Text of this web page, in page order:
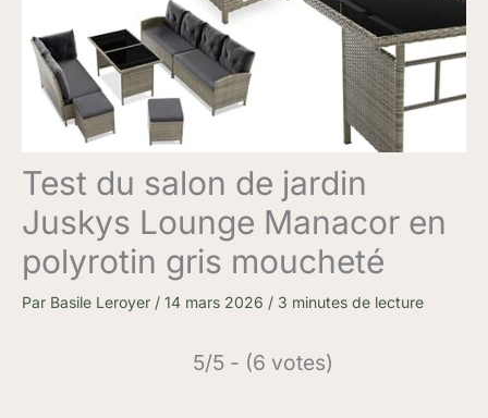
Test du salon de jardin
Juskys Lounge Manacor en
polyrotin gris moucheté
Par Basile Leroyer / 14 mars 2026 / 3 minutes de lecture
5/5 - (6 votes)